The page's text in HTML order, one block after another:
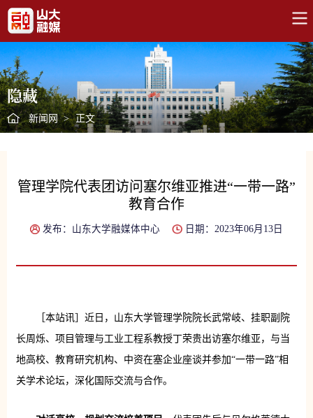
隐藏
新闻网 > 正文
管理学院代表团访问塞尔维亚推进“一带一路”
教育合作
发布：山东大学融媒体中心 日期：2023年06月13日
［本站讯］近日，山东大学管理学院院长武常岐、挂职副院
长周烁、项目管理与工业工程系教授丁荣贵出访塞尔维亚，与当
地高校、教育研究机构、中资在塞企业座谈并参加“一带一路”相
关学术论坛，深化国际交流与合作。